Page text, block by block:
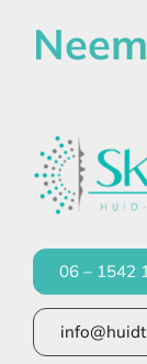
06 – 1542